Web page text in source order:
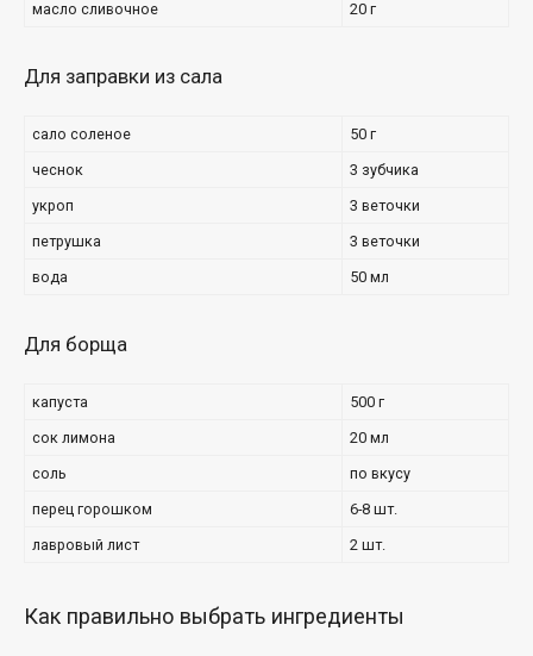
масло сливочное
20 г
Для заправки из сала
сало соленое
50 г
чеснок
3 зубчика
укроп
3 веточки
петрушка
3 веточки
вода
50 мл
Для борща
капуста
500 г
сок лимона
20 мл
соль
по вкусу
перец горошком
6-8 шт.
лавровый лист
2 шт.
Как правильно выбрать ингредиенты